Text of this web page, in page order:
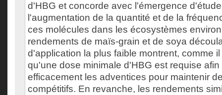
d'HBG et concorde avec l'émergence
l'augmentation de la quantité et de la
ces molécules dans les écosystèmes
rendements de maïs-grain et de soya
d'application la plus faible montrent, comme
qu'une dose minimale d'HBG est requise
efficacement les adventices pour maintenir
compétitifs. En revanche, les rendements